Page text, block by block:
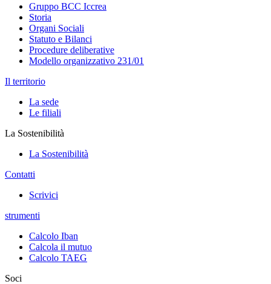
Gruppo BCC Iccrea
Storia
Organi Sociali
Statuto e Bilanci
Procedure deliberative
Modello organizzativo 231/01
Il territorio
La sede
Le filiali
La Sostenibilità
La Sostenibilità
Contatti
Scrivici
strumenti
Calcolo Iban
Calcola il mutuo
Calcolo TAEG
Soci